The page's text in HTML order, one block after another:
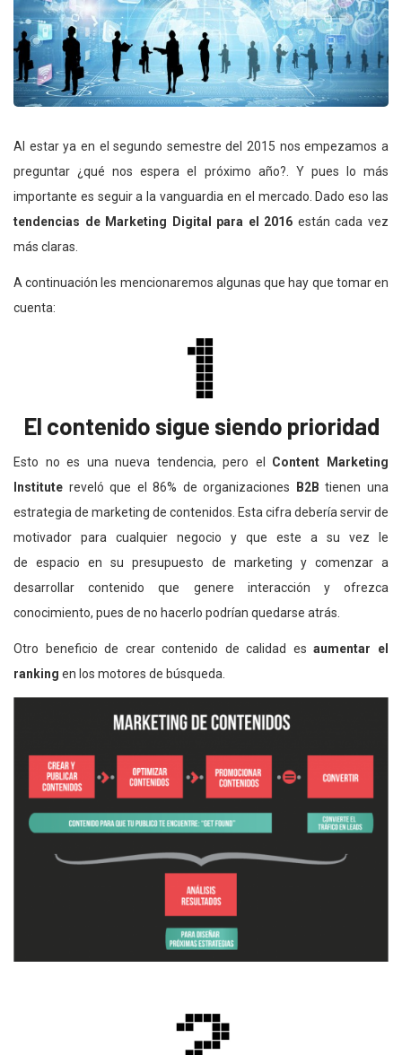
Al estar ya en el segundo semestre del 2015 nos empezamos a
preguntar ¿qué nos espera el próximo año?. Y pues lo más
importante es seguir a la vanguardia en el mercado. Dado eso las
tendencias de Marketing Digital para el 2016 están cada vez
más claras.
A continuación les mencionaremos algunas que hay que tomar en
cuenta:
El contenido sigue siendo prioridad
Esto no es una nueva tendencia, pero el Content Marketing
Institute reveló que el 86% de organizaciones B2B tienen una
estrategia de marketing de contenidos. Esta cifra debería servir de
motivador para cualquier negocio y que este a su vez le
de espacio en su presupuesto de marketing y comenzar a
desarrollar contenido que genere interacción y ofrezca
conocimiento, pues de no hacerlo podrían quedarse atrás.
Otro beneficio de crear contenido de calidad esaumentar el
ranking en los motores de búsqueda.